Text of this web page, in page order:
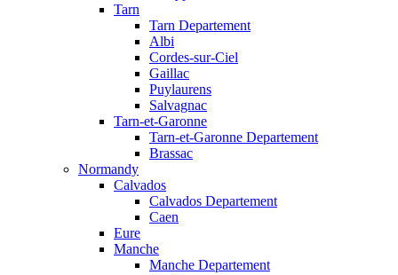
Tarn
Tarn Departement
Albi
Cordes-sur-Ciel
Gaillac
Puylaurens
Salvagnac
Tarn-et-Garonne
Tarn-et-Garonne Departement
Brassac
Normandy
Calvados
Calvados Departement
Caen
Eure
Manche
Manche Departement